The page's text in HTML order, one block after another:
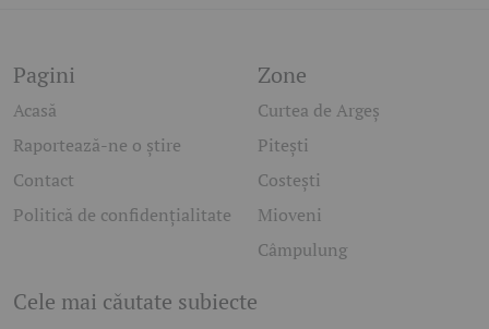
Pagini
Acasă
Raportează-ne o știre
Contact
Politică de confidențialitate
Zone
Curtea de Argeș
Pitești
Costești
Mioveni
Câmpulung
Cele mai căutate subiecte